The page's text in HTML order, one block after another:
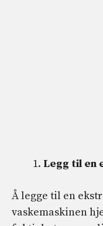
Legg til en
Å legge til en
vaskemaskinen